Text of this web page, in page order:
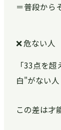
＝普段から
❌ 危ない人
「33点を
白"がない人
この差は才